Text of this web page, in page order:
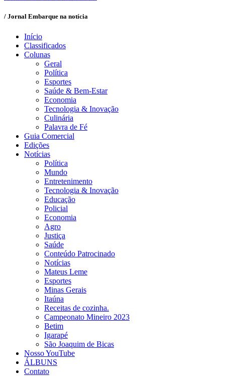
/ Jornal Embarque na notícia
Início
Classificados
Colunas
Geral
Política
Esportes
Saúde & Bem-Estar
Economia
Tecnologia & Inovação
Culinária
Palavra de Fé
Guia Comercial
Edições
Notícias
Política
Mundo
Entretenimento
Tecnologia & Inovação
Educação
Policial
Economia
Agro
Justiça
Saúde
Conteúdo Patrocinado
Notícias
Mateus Leme
Esportes
Minas Gerais
Itaúna
Receitas de cozinha.
Campeonato Mineiro 2023
Betim
Igarapé
São Joaquim de Bicas
Nosso YouTube
ÁLBUNS
Contato